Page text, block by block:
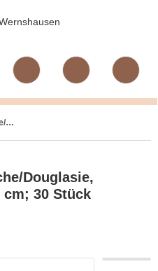
Zaunriegel europ. Lärche/Douglasie, geschrägt 4,0x9,5x200 cm; 30 Stück
Douglasie,
cm; 30 Stück